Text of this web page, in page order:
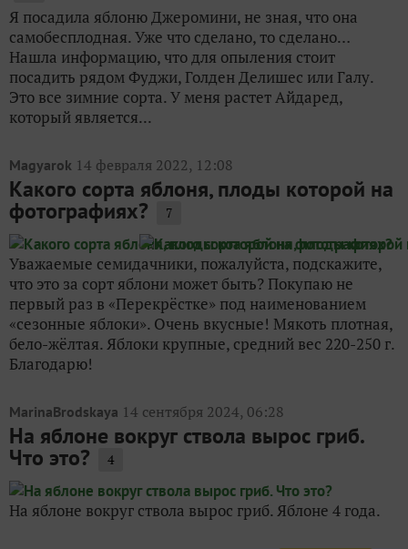
Я посадила яблоню Джеромини, не зная, что она
самобесплодная. Уже что сделано, то сделано…
Нашла информацию, что для опыления стоит
посадить рядом Фуджи, Голден Делишес или Галу.
Это все зимние сорта. У меня растет Айдаред,
который является...
Magyarok 14 февраля 2022, 12:08
Какого сорта яблоня, плоды которой на
фотографиях? 7
Уважаемые семидачники, пожалуйста, подскажите,
что это за сорт яблони может быть? Покупаю не
первый раз в «Перекрёстке» под наименованием
«сезонные яблоки». Очень вкусные! Мякоть плотная,
бело-жёлтая. Яблоки крупные, средний вес 220-250 г.
Благодарю!
MarinaBrodskaya 14 сентября 2024, 06:28
На яблоне вокруг ствола вырос гриб.
Что это? 4
На яблоне вокруг ствола вырос гриб. Яблоне 4 года.